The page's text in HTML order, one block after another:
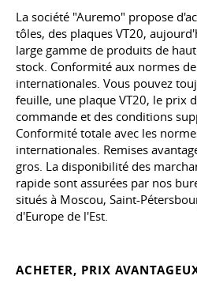
La société "Auremo" propose
tôles, des plaques VT20,
large gamme de produits de
stock. Conformité aux normes
internationales. Vous pouvez
feuille, une plaque VT20, le prix
commande et des conditions
Conformité totale avec les
internationales. Remises
gros. La disponibilité des
rapide sont assurées par nos
situés à Moscou, Saint-
d'Europe de l'Est.
ACHETER, PRIX